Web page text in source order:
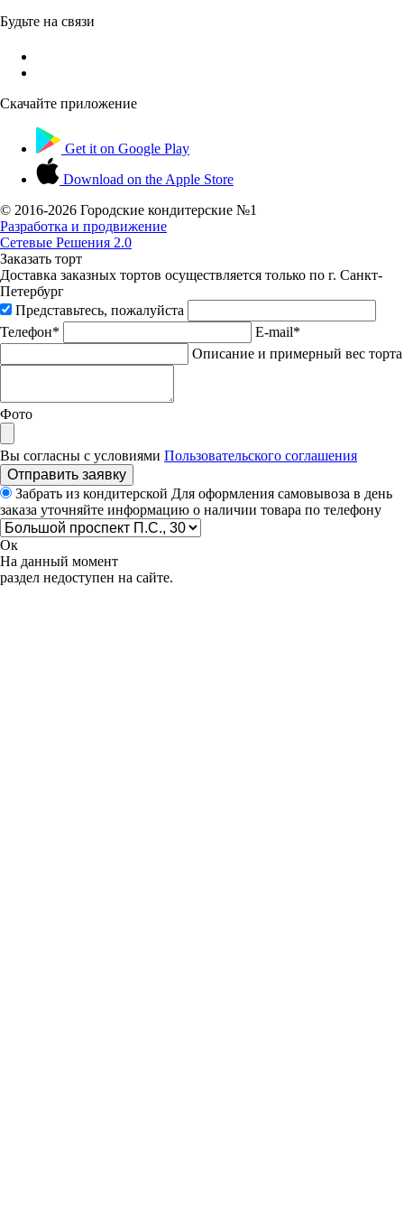
Будьте на связи
Скачайте приложение
Get it on Google Play
Download on the Apple Store
© 2016-2026 Городские кондитерские №1
Разработка и продвижение
Сетевые Решения 2.0
Заказать торт
Доставка заказных тортов осуществляется только по г. Санкт-
Петербург
Представьтесь, пожалуйста
Телефон*
E-mail*
Описание и примерный вес торта
Фото
Вы согласны с условиями Пользовательского соглашения
Отправить заявку
Забрать из кондитерской Для оформления самовывоза в день
заказа уточняйте информацию о наличии товара по телефону
Ок
На данный момент
раздел недоступен на сайте.